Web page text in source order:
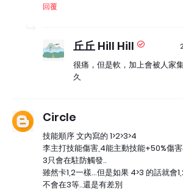
回覆
丘丘 Hill Hill
很痛，但是軟，加上會被人家
久
Circle
技能順序 文內寫的 1>2>3>4
李主打技能傷害,4能主動技能+50%傷
3只會在駐防觸發..
雖然卡1,2一樣...但是如果 4>3 的話就會
不會在3等..還是有差別